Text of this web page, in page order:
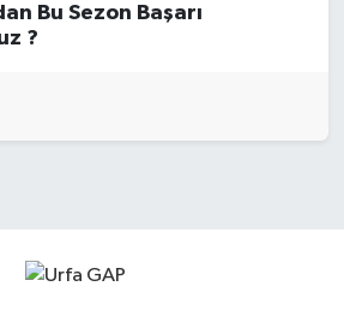
Bu Sezon Başarı
?
Durumu ve Fikstür